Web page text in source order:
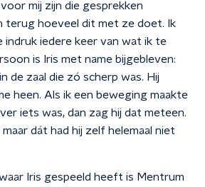
mij zijn die gesprekken
terug hoeveel dit met ze doet. Ik
indruk iedere keer van wat ik te
is Iris met name bijgebleven:
de zaal die zó scherp was. Hij
heen. Als ik een beweging maakte
iets was, dan zag hij dat meteen.
maar dát had hij zelf helemaal niet
Iris gespeeld heeft is Mentrum